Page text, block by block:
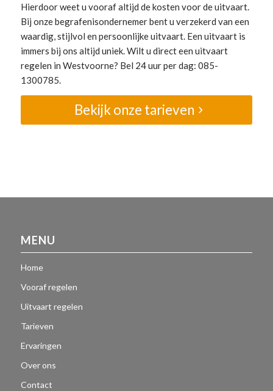
Hierdoor weet u vooraf altijd de kosten voor de uitvaart.
Bij onze begrafenisondernemer bent u verzekerd van een
waardig, stijlvol en persoonlijke uitvaart. Een uitvaart is
immers bij ons altijd uniek. Wilt u direct een uitvaart
regelen in Westvoorne? Bel 24 uur per dag: 085-
1300785.
Bekijk onze tarieven
MENU
Home
Vooraf regelen
Uitvaart regelen
Tarieven
Ervaringen
Over ons
Contact